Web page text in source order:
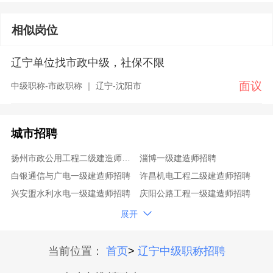
相似岗位
辽宁单位找市政中级，社保不限
中级职称-市政职称 ｜ 辽宁-沈阳市 面议
城市招聘
扬州市政公用工程二级建造师招聘
淄博一级建造师招聘
白银通信与广电一级建造师招聘
许昌机电工程二级建造师招聘
兴安盟水利水电一级建造师招聘
庆阳公路工程一级建造师招聘
宝鸡通信与广电一级建造师招聘
金山公路工程一级建造师招聘
展开 
当前位置： 首页> 辽宁中级职称招聘